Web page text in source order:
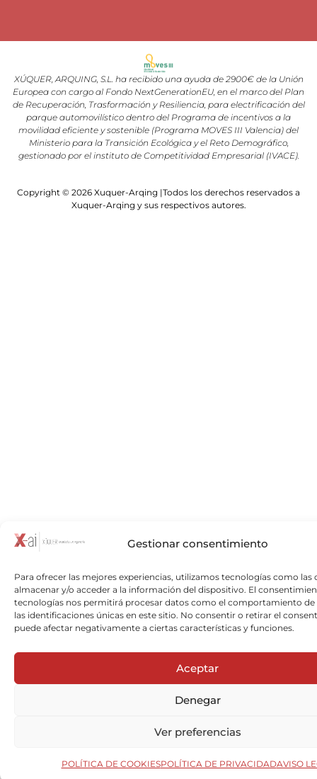
Gestionar consentimiento
Para ofrecer las mejores experiencias, utilizamos tecnologías como las
almacenar y/o acceder a la información del dispositivo. El
tecnologías nos permitirá procesar datos como el comportamiento de
las identificaciones únicas en este sitio. No consentir o retirar el
puede afectar negativamente a ciertas características y funciones.
Aceptar
Denegar
Ver preferencias
POLÍTICA DE COOKIESPOLÍTICA DE PRIVACIDADAVISO
XÚQUER, ARQUING, S.L. ha recibido una ayuda de 2900€ de la Unión
Europea con cargo al Fondo NextGenerationEU, en el marco del Plan
de Recuperación, Trasformación y Resiliencia, para electrificación del
parque automovilístico dentro del Programa de incentivos a la
movilidad eficiente y sostenible (Programa MOVES III Valencia) del
Ministerio para la Transición Ecológica y el Reto Demográfico,
gestionado por el instituto de Competitividad Empresarial (IVACE).
Copyright © 2026 Xuquer-Arqing |Todos los derechos reservados a
Xuquer-Arqing y sus respectivos autores.